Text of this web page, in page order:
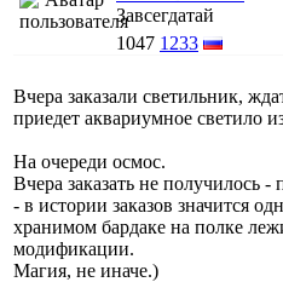
Завсегдатай
1047 1233
Вчера заказали светильник,
приедет аквариумное светило
На очереди осмос.
Вчера заказать не получилось
- в истории заказов значится
хранимом бардаке на полке
модификации.
Магия, не иначе.)